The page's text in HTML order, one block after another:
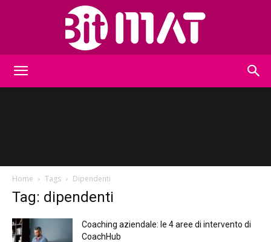
Home Tags Dipendenti
Tag: dipendenti
Coaching aziendale: le 4 aree di intervento di
CoachHub